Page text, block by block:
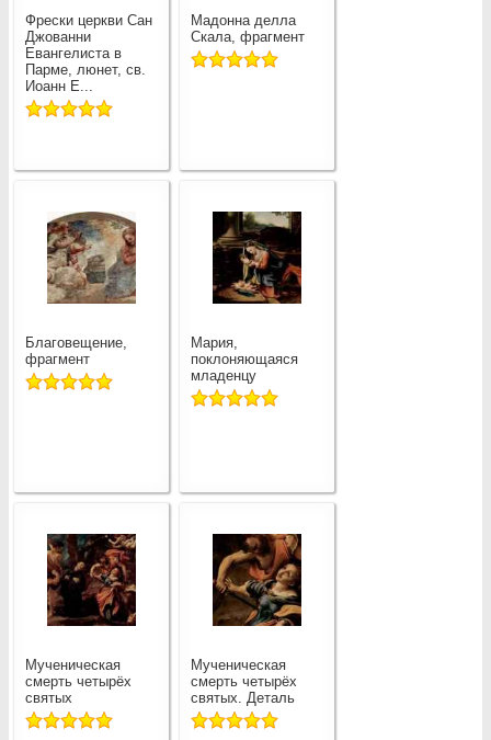
Фрески церкви Сан
Джованни
Евангелиста в
Парме, люнет, св.
Иоанн Е...
Мадонна делла
Скала, фрагмент
Благовещение,
фрагмент
Мария,
поклоняющаяся
младенцу
Мученическая
смерть четырёх
святых
Мученическая
смерть четырёх
святых. Деталь